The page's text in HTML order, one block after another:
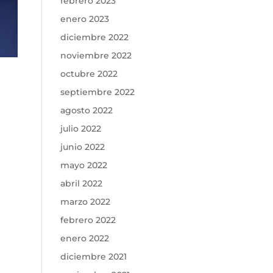
enero 2023
diciembre 2022
noviembre 2022
octubre 2022
septiembre 2022
agosto 2022
julio 2022
junio 2022
mayo 2022
abril 2022
marzo 2022
febrero 2022
enero 2022
diciembre 2021